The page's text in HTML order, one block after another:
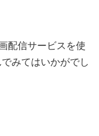
配信サービスを使
みてはいかがでし